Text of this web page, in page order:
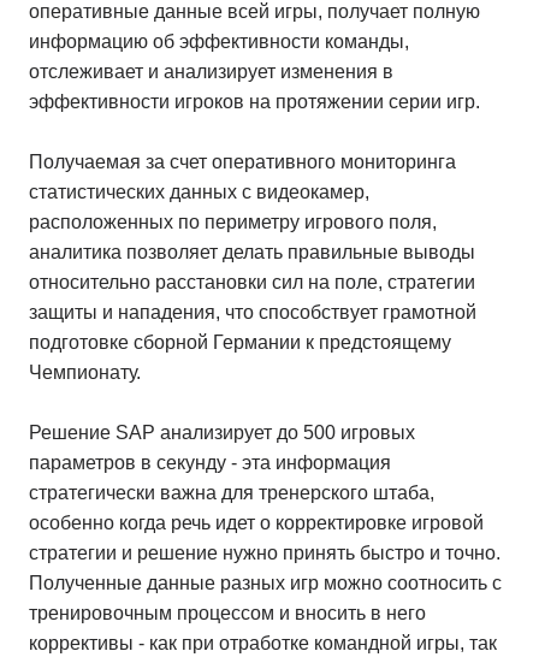
оперативные данные всей игры, получает полную
информацию об эффективности команды,
отслеживает и анализирует изменения в
эффективности игроков на протяжении серии игр.
Получаемая за счет оперативного мониторинга
статистических данных с видеокамер,
расположенных по периметру игрового поля,
аналитика позволяет делать правильные выводы
относительно расстановки сил на поле, стратегии
защиты и нападения, что способствует грамотной
подготовке сборной Германии к предстоящему
Чемпионату.
Решение SAP анализирует до 500 игровых
параметров в секунду - эта информация
стратегически важна для тренерского штаба,
особенно когда речь идет о корректировке игровой
стратегии и решение нужно принять быстро и точно.
Полученные данные разных игр можно соотносить с
тренировочным процессом и вносить в него
коррективы - как при отработке командной игры, так